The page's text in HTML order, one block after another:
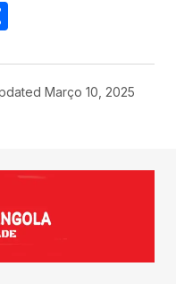
Março 10, 2025